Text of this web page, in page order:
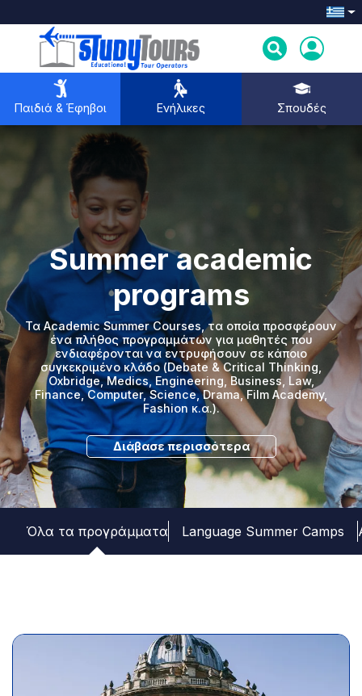
Παιδιά & Έφηβοι Ενήλικες Σπουδές
Παιδιά & Έφηβοι
Ενήλικες
Σπουδές
Summer academic
programs
Τα Academic Summer Courses, τα οποία προσφέρουν
ένα πλήθος προγραμμάτων για μαθητές που
ενδιαφέρονται να εντρυφήσουν σε κάποιο
συγκεκριμένο κλάδο (Debate & Critical Thinking,
Oxbridge, Medics, Engineering, Business, Law,
Finance, Computer, Science, Drama, Film Academy,
Fashion κ.α.).
Διάβασε περισσότερα
Όλα τα προγράμματα Language Summer Camps